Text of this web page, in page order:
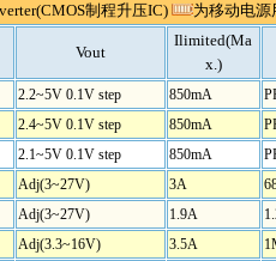
制程升压IC)
为移动电源
Vout
Ilimited(Ma
x.)
2.2~5V 0.1V step 850mA
2.4~5V 0.1V step 850mA
2.1~5V 0.1V step 850mA
Adj(3~27V) 3A
Adj(3~27V) 1.9A
Adj(3.3~16V) 3.5A